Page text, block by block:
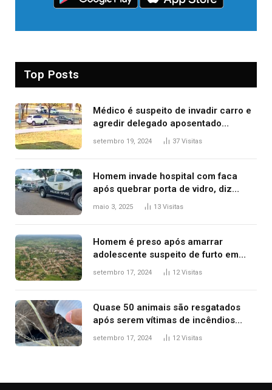
Top Posts
Médico é suspeito de invadir carro e
agredir delegado aposentado
durante confusão no trânsito
setembro 19, 2024 37 Visitas
Homem invade hospital com faca
após quebrar porta de vidro, diz
polícia
maio 3, 2025 13 Visitas
Homem é preso após amarrar
adolescente suspeito de furto em
estaca de cerca e agredi-lo
setembro 17, 2024 12Visitas
Quase 50 animais são resgatados
após serem vítimas de incêndios
florestais no Tocantins
setembro 17, 2024 12Visitas